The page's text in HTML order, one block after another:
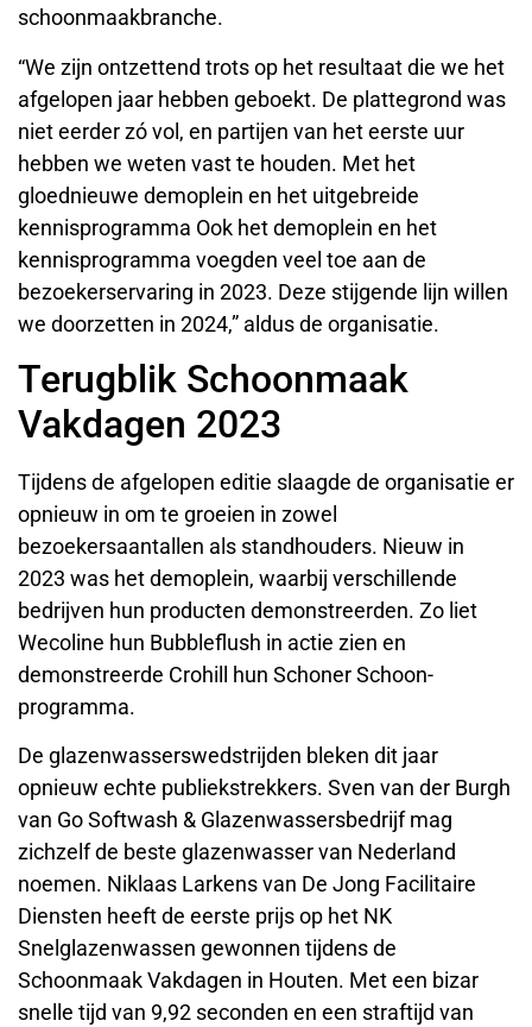
schoonmaakbranche.
“We zijn ontzettend trots op het resultaat die we het
afgelopen jaar hebben geboekt. De plattegrond was
niet eerder zó vol, en partijen van het eerste uur
hebben we weten vast te houden. Met het
gloednieuwe demoplein en het uitgebreide
kennisprogramma Ook het demoplein en het
kennisprogramma voegden veel toe aan de
bezoekerservaring in 2023. Deze stijgende lijn willen
we doorzetten in 2024,” aldus de organisatie.
Terugblik Schoonmaak
Vakdagen 2023
Tijdens de afgelopen editie slaagde de organisatie er
opnieuw in om te groeien in zowel
bezoekersaantallen als standhouders. Nieuw in
2023 was het demoplein, waarbij verschillende
bedrijven hun producten demonstreerden. Zo liet
Wecoline hun Bubbleflush in actie zien en
demonstreerde Crohill hun Schoner Schoon-
programma.
De glazenwasserswedstrijden bleken dit jaar
opnieuw echte publiekstrekkers. Sven van der Burgh
van Go Softwash & Glazenwassersbedrijf mag
zichzelf de beste glazenwasser van Nederland
noemen. Niklaas Larkens van De Jong Facilitaire
Diensten heeft de eerste prijs op het NK
Snelglazenwassen gewonnen tijdens de
Schoonmaak Vakdagen in Houten. Met een bizar
snelle tijd van 9,92 seconden en een straftijd van